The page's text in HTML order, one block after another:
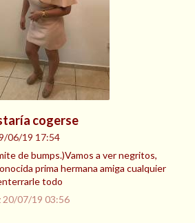
cogerse
06/19 17:54
de bumps.)Vamos a ver negritos,
prima hermana amiga cualquier
todo
20/07/19 03:56